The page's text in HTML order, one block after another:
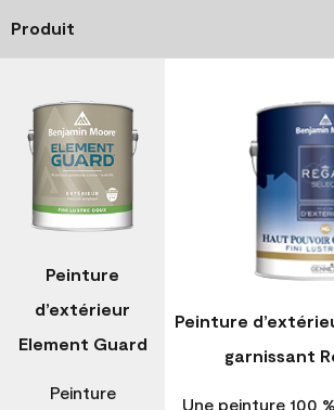
Produit
Peinture
d’extérieur
Element Guard
Peinture
Peinture
garnissant
Une peinture 100